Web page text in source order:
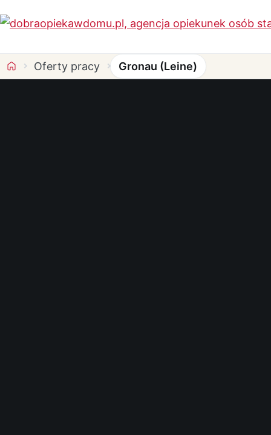
Oferty pracy Gronau (Leine)